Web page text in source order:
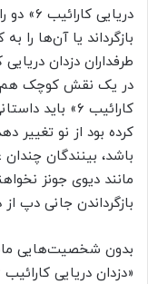
دریایی
بازگرداند یا آن‌ها را
طرفداران دزدان
در یک نقش کوچک هم
کارائیب ۶»
کرده بود از نو تغییر
باشد، بینندگان
مانند دیوی جونز
بازگرداندن جانی دپ
بدون شخصیت‌هایی